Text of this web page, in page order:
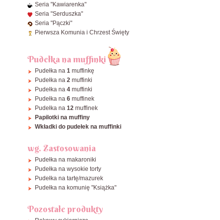
ø40 cm
Zobacz wszystkie Okrągłe
Seria "Kawiarenka"
Seria "Serduszka"
Seria "Pączki"
Pierwsza Komunia i Chrzest Święty
Pudełka na muffinki
Pudełka na 1muffinkę
Pudełka na 2muffinki
Pudełka na 4muffinki
Pudełka na 6muffinek
Pudełka na 12muffinek
Papilotki na muffiny
Wkładki do pudełek na muffinki
wg. Zastosowania
Pudełka na makaroniki
Pudełka na wysokie torty
Pudełka na tartę/mazurek
Pudełka na komunię "Książka"
Pozostałe produkty